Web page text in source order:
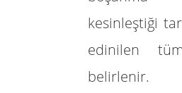
kesinleştiği
edinilen
belirlenir.